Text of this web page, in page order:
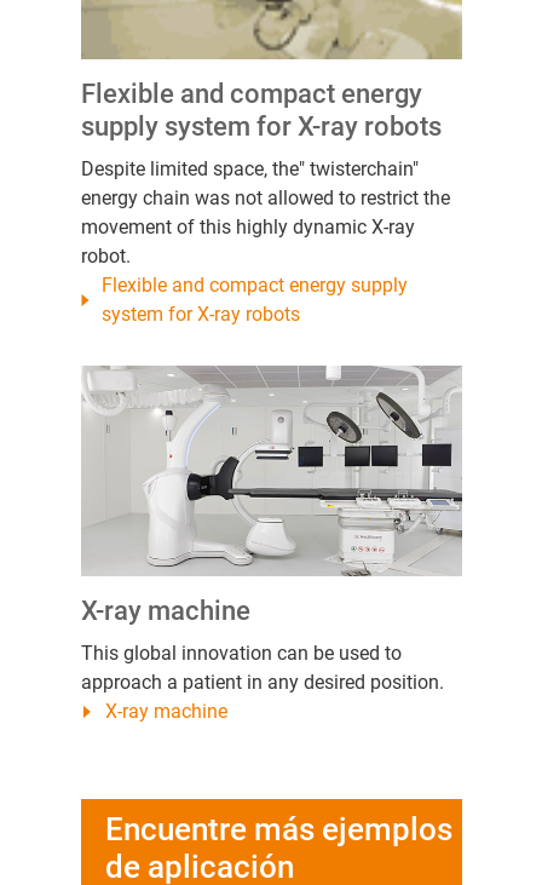
Flexible and compact energy
supply system for X-ray robots
Despite limited space, the" twisterchain"
energy chain was not allowed to restrict the
movement of this highly dynamic X-ray
robot.
Flexible and compact energy supply
system for X-ray robots
X-ray machine
This global innovation can be used to
approach a patient in any desired position.
X-ray machine
Encuentre más ejemplos
de aplicación